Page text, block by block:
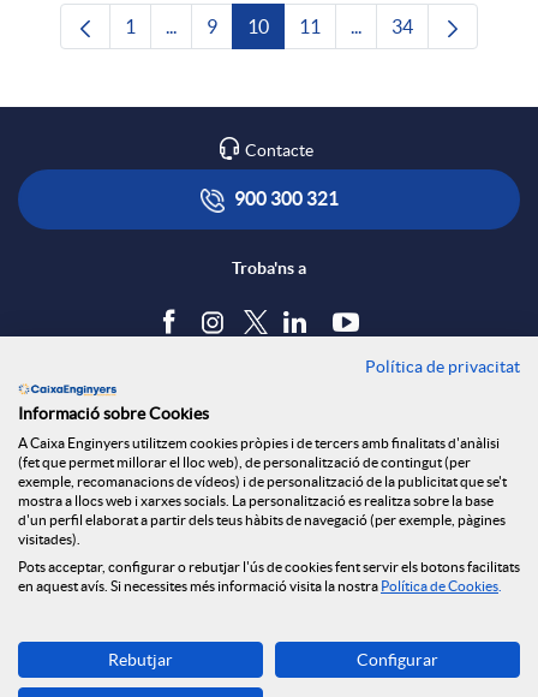
Pàgina
1 ...Pàgines intermèdies Utilitzeu TAB per
Pàgina
9 Pàgina
10 Pàgina
11 ...Pàgines intermèdies
Pàgina
34
Contacte
900 300 321
Troba'ns a
Política de cookies
Avís legal
Seguretat Online
Canal denúncies
Descarrega-la ara
Banca MOBILE
Política de privacitat
Informació sobre Cookies
A Caixa Enginyers utilitzem cookies pròpies i de tercers amb finalitats d'anàlisi
(fet que permet millorar el lloc web), de personalització de contingut (per
exemple, recomanacions de vídeos) i de personalització de la publicitat que se't
mostra a llocs web i xarxes socials. La personalització es realitza sobre la base
d'un perfil elaborat a partir dels teus hàbits de navegació (per exemple, pàgines
visitades).
Pots acceptar, configurar o rebutjar l'ús de cookies fent servir els botons facilitats
en aquest avís. Si necessites més informació visita la nostra Política de Cookies
Rebutjar Configurar